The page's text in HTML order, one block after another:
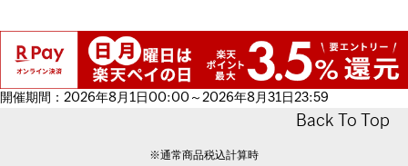
開催期間：2026年8月1日00:00～2026年8月31日23:59
Back To Top
※通常商品税込計算時